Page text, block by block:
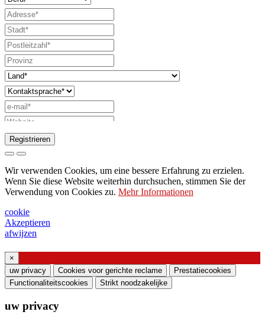
Anfrage zum Senden des Katalogs
Bitte wenden Sie sich an Ihren
Vertriebsmitarbeiter
Bitte um Unterstützung oder Lichtdesign
Anfrage für Webinar oder Schulung zu
Einverständniserklärung (Artikel 7 der EU-
Verordnung Nr. 2016/679)
Ich erkläre, dass ich die Informationen zur
Registrieren
Wir verwenden Cookies, um eine bessere Erfahrung zu erzielen.
Wenn Sie diese Website weiterhin durchsuchen, stimmen Sie der
Verwendung von Cookies zu. Mehr Informationen
cookie
Akzeptieren
afwijzen
×
uw privacy
Cookies voor gerichte reclame
Prestatiecookies
Functionaliteitscookies
Strikt noodzakelijke
uw privacy